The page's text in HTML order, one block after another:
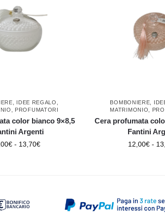
, IDEE REGALO ,
, PROFUMATORI
color bianco 9×8,5
Argenti
€ - 13,70€
BOMBONIERE,
MATRIMONIO,
Cera profumata
Fantini
12,00€ -